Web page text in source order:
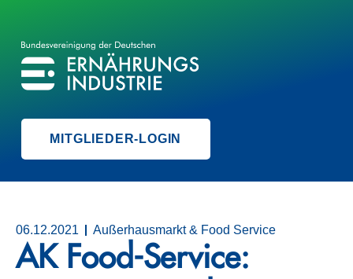
BVE
BUNDESVEREINIGUNG DER ERNÄHRUNGSINDUSTRIE
MITGLIEDER-LOGIN
06.12.2021 Außerhausmarkt & Food Service
AK Food-Service: